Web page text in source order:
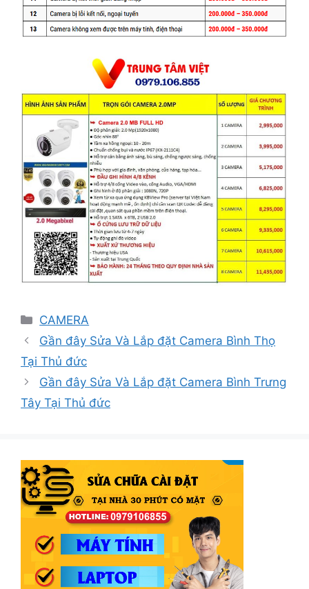
Danh
mục
CAMERA
Gần đây Sửa Và Lắp đặt Camera Bình Thọ
Tại Thủ đức
Gần đây Sửa Và Lắp đặt Camera Bình Trưng
Tây Tại Thủ đức